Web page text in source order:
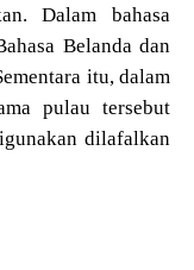
Dalam bahasa
Belanda dan
itu, dalam
pulau tersebut
dilafalkan